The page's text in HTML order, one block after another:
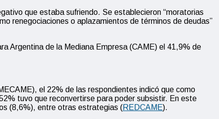
que estaba sufriendo. Se establecieron “moratorias
renegociaciones o aplazamientos de términos de deudas”
Argentina de la Mediana Empresa (CAME) el 41,9% de
el 22% de las respondientes indicó que como
tuvo que reconvertirse para poder subsistir. En este
(8,6%), entre otras estrategias (REDCAME).